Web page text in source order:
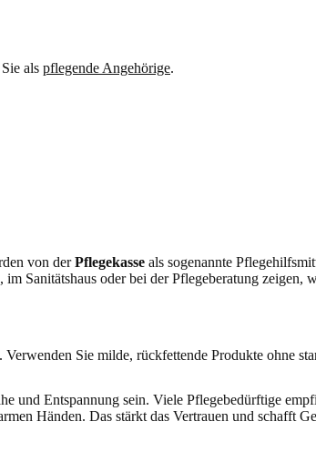
als pflegende Angehörige.
von derPflegekasse als sogenannte
Sanitätshaus oder bei der Pflegeberatung zeigen,
Sie milde, rückfettende Produkte ohne
und Entspannung sein. Viele Pflegebedürftige
Händen. Das stärkt das Vertrauen und schafft